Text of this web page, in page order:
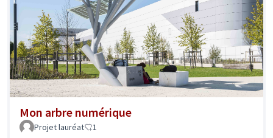
Mon arbre numérique
Projet lauréat 1